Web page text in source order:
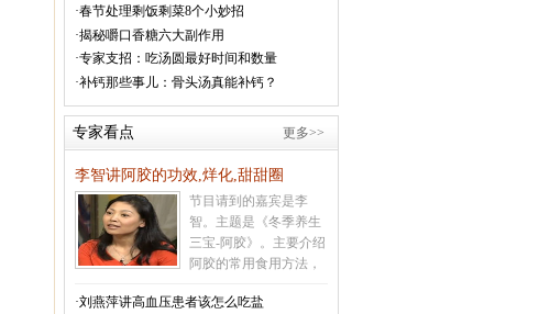
特价：￥4699
欧姆龙血压计 HEM-
7201
特价：￥468
年人受不了，就会生
病，很多的疾病就会因
为气温的变化而引发。
的天气变化的很快，老
年人及有心脑血管病史
的人在这种天气要特别
注意防范心脑血管意外
的发生[详情]
·春节处理剩饭剩菜8个小妙招
·揭秘嚼口香糖六大副作用
·专家支招：吃汤圆最好时间和数量
·补钙那些事儿：骨头汤真能补钙？
专家看点 更多>>
李智讲阿胶的功效,烊化,甜甜圈
节目请到的嘉宾是李
智。主题是《冬季养生
三宝-阿胶》。主要介绍
阿胶的常用食用方法，
何辨别真假阿胶，不宜
·刘燕萍讲高血压患者该怎么吃盐